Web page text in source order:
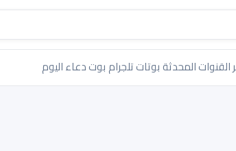
القنوات المحدثةبوتات تلجرام بوت دعاء اليوم